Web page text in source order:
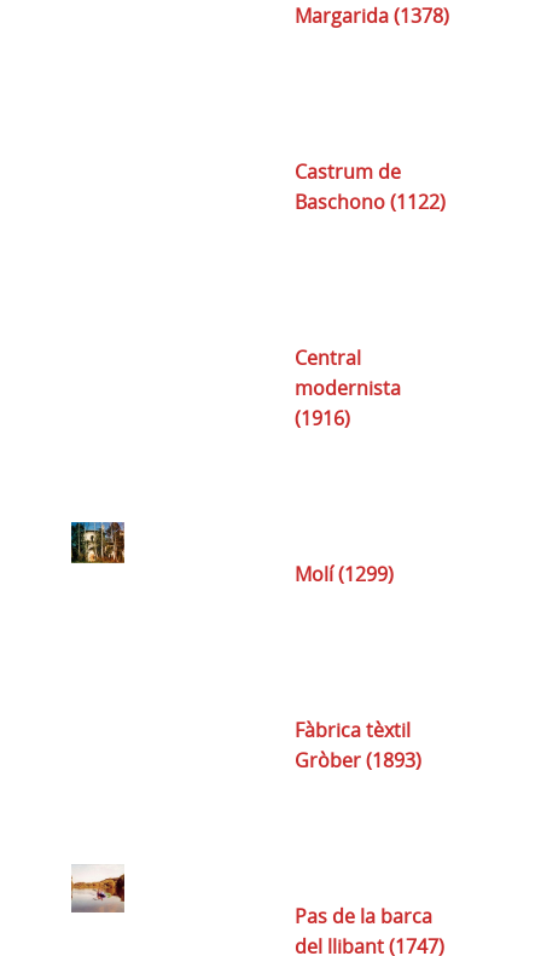
Margarida (1378)
Castrum de
Baschono (1122)
Central
modernista
(1916)
Molí (1299)
Fàbrica tèxtil
Gròber (1893)
Pas de la barca
del llibant (1747)